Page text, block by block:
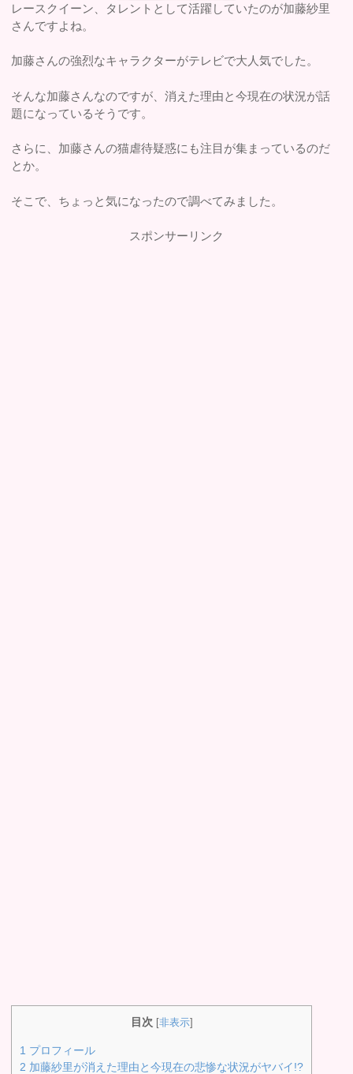
レースクイーン、タレントとして活躍していたのが加藤紗里
さんですよね。
加藤さんの強烈なキャラクターがテレビで大人気でした。
そんな加藤さんなのですが、消えた理由と今現在の状況が話
題になっているそうです。
さらに、加藤さんの猫虐待疑惑にも注目が集まっているのだ
とか。
そこで、ちょっと気になったので調べてみました。
スポンサーリンク
目次 [非表示]
1 プロフィール
2 加藤紗里が消えた理由と今現在の悲惨な状況がヤバイ!?